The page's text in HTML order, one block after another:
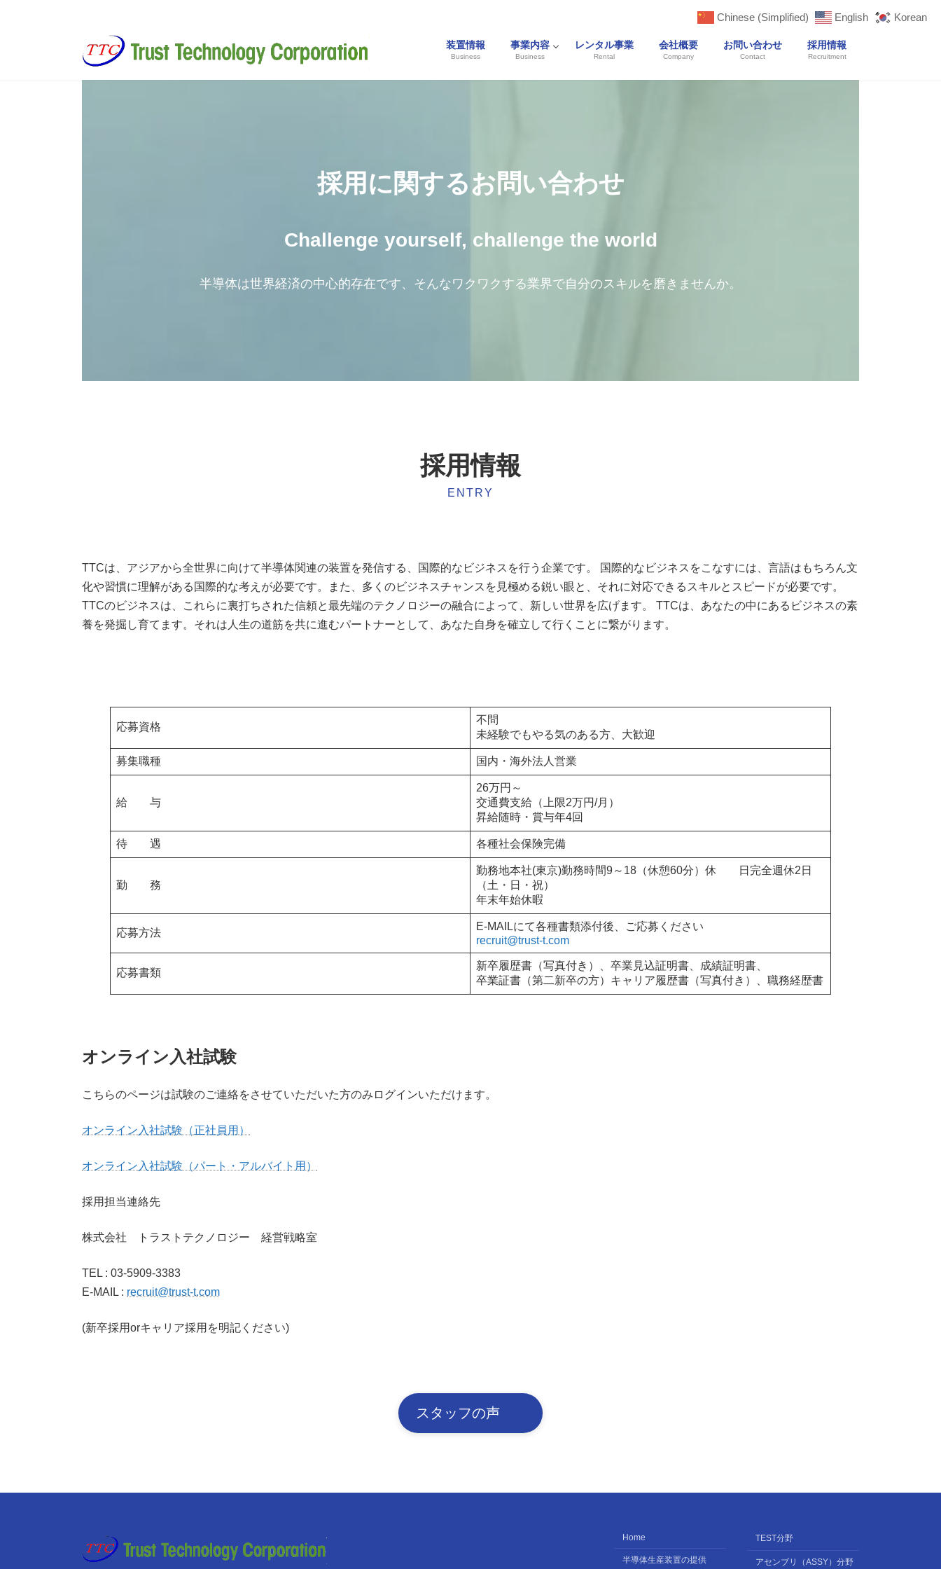
装置情報
Business
事業内容
Business
レンタル事業
Rental
会社概要
Company
お問い合わせ
Contact
採用情報
Recruitment
採用に関するお問い合わせ
Challenge yourself, challenge the world
半導体は世界経済の中心的存在です、そんなワクワクする業界で自分のスキルを磨きませんか。
採用情報
ENTRY
TTCは、アジアから全世界に向けて半導体関連の装置を発信する、国際的なビジネスを行う企業です。 国際的なビジネスをこなすには、言語はもちろん文
化や習慣に理解がある国際的な考えが必要です。また、多くのビジネスチャンスを見極める鋭い眼と、それに対応できるスキルとスピードが必要です。
TTCのビジネスは、これらに裏打ちされた信頼と最先端のテクノロジーの融合によって、新しい世界を広げます。 TTCは、あなたの中にあるビジネスの素
養を発掘し育てます。それは人生の道筋を共に進むパートナーとして、あなた自身を確立して行くことに繋がります。
応募資格
不問
未経験でもやる気のある方、大歓迎
募集職種 国内・海外法人営業
給 与
26万円～
交通費支給（上限2万円/月）
昇給随時・賞与年4回
待 遇 各種社会保険完備
勤 務
勤務地本社(東京)勤務時間9～18（休憩60分）休 日完全週休2日
（土・日・祝）
年末年始休暇
応募方法
E-MAILにて各種書類添付後、ご応募ください
recruit@trust-t.com
応募書類
新卒履歴書（写真付き）、卒業見込証明書、成績証明書、
卒業証書（第二新卒の方）キャリア履歴書（写真付き）、職務経歴書
オンライン入社試験
こちらのページは試験のご連絡をさせていただいた方のみログインいただけます。
オンライン入社試験（正社員用）
オンライン入社試験（パート・アルバイト用）
採用担当連絡先
株式会社 トラストテクノロジー 経営戦略室
TEL : 03-5909-3383
E-MAIL : recruit@trust-t.com
(新卒採用orキャリア採用を明記ください)
スタッフの声
Home
半導体生産装置の提供
TEST分野
アセンブリ（ASSY）分野
Chinese (Simplified) English Korean